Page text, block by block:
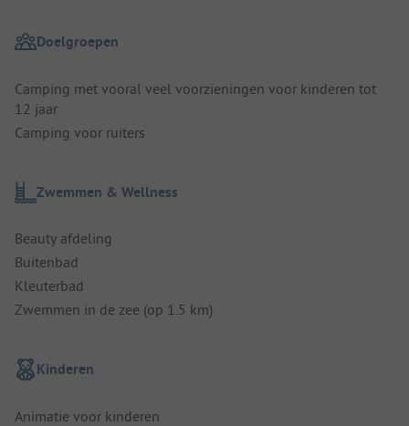
Doelgroepen
Camping met vooral veel voorzieningen voor kinderen tot
12 jaar
Camping voor ruiters
Zwemmen & Wellness
Beauty afdeling
Buitenbad
Kleuterbad
Zwemmen in de zee (op 1.5 km)
Kinderen
Animatie voor kinderen